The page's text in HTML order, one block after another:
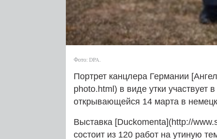
Фото: DPA
Портрет канцлера Германии
photo.html) в виде утки участвует
открывающейся 14 марта в
Выставка [Duckomenta](http://
состоит из 120 работ на утиную